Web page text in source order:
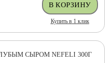
Купить в 1 клик
СЫРОМ NEFELI 300Г